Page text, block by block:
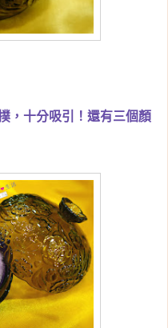
，十分吸引！還有三個顏